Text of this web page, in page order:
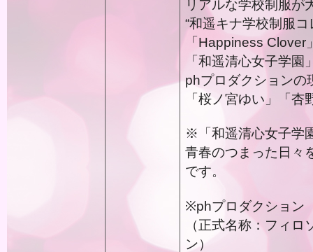
リアルな学校制服が
“和遥キナ学校制服
「Happiness Clover
「和遥清心女子学園
phプロダクションの
「桜ノ宮ゆい」「
※「和遥清心女子学
青春のつまった日々
です。
※phプロダクション
（正式名称：フィ
ン）